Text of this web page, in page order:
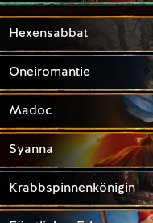
Hexensabbat
Oneiromantie
Madoc
Syanna
Krabbspinnenkönigin